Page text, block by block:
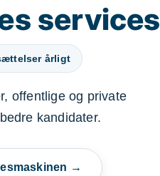
services
årligt
offentlige og private
kandidater.
→